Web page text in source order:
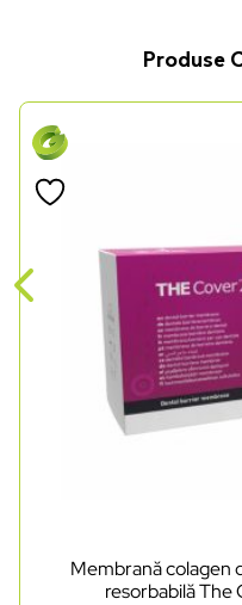
Produse
Membrană colagen
resorbabilă